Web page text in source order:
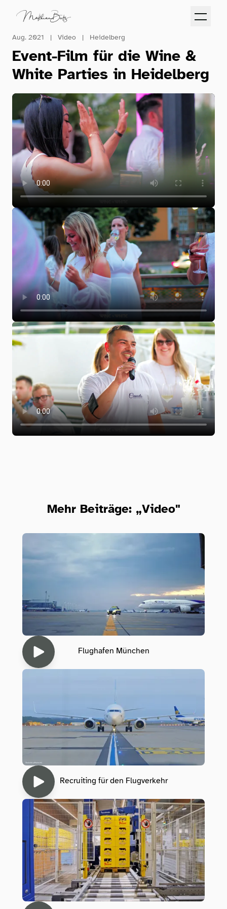
Folge dem Fotografen auf Instagram
Folge dem Fotografen auf TikTok
Videos des Fotografen auf
Aug. 2021 | Video | Heidelberg
Event-Film für die Wine &
White Parties in Heidelberg
Mehr Beiträge: „Video"
Flughafen München
Recruiting für den Flugverkehr